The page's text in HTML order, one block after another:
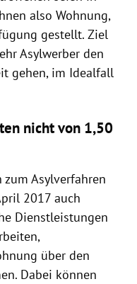
also Wohnung,
gestellt. Ziel
Asylwerber den
gehen, im Idealfall
nicht von 1,50
Asylverfahren
2017 auch
Dienstleistungen
über den
Dabei können